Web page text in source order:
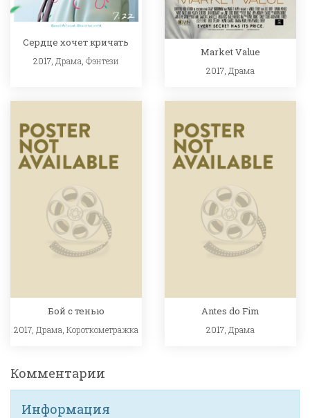
Сердце хочет кричать
2017, Драма, Фэнтези
Market Value
2017, Драма
Бой с тенью
2017, Драма Короткометражка
Antes do Fim
2017, Драма
Комментарии
Информация